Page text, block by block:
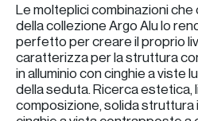
Le molteplici combinazioni che
della collezione Argo Alu lo
perfetto per creare il proprio
caratterizza per la struttura
in alluminio con cinghie a viste
della seduta. Ricerca estetica,
composizione, solida struttura